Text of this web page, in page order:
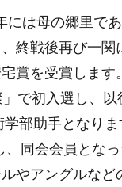
は母の郷里で
終戦後再び一関
賞を受賞しま
で初入選し、以
部助手となり
同会会員とな
やアングルな